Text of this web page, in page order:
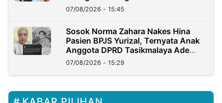
07/08/2026 - 15:45
Sosok Norma Zahara Nakes Hina
Pasien BPJS Yurizal, Ternyata Anak
Anggota DPRD Tasikmalaya Ade
Lukman
07/08/2026 - 15:29